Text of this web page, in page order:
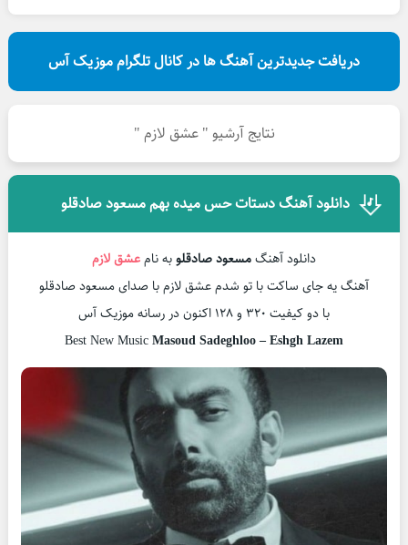
دریافت جدیدترین آهنگ ها در کانال تلگرام موزیک آس
نتایج آرشیو " عشق لازم "
دانلود آهنگ دستات حس میده بهم مسعود صادقلو
دانلود آهنگمسعود صادقلوبه نامعشق لازم
آهنگ یه جای ساکت با تو شدم عشق لازم با صدای مسعود صادقلو
با دو کیفیت ۳۲۰ و ۱۲۸ اکنون در رسانه موزیک آس
Best New MusicMasoud Sadeghloo – Eshgh Lazem